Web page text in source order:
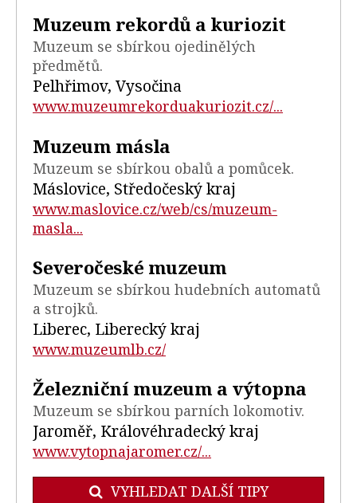
Muzeum rekordů a kuriozit
Muzeum se sbírkou ojedinělých
předmětů.
Pelhřimov, Vysočina
www.muzeumrekorduakuriozit.cz/...
Muzeum másla
Muzeum se sbírkou obalů a pomůcek.
Máslovice, Středočeský kraj
www.maslovice.cz/web/cs/muzeum-
masla...
Severočeské muzeum
Muzeum se sbírkou hudebních automatů
a strojků.
Liberec, Liberecký kraj
www.muzeumlb.cz/
Železniční muzeum a výtopna
Muzeum se sbírkou parních lokomotiv.
Jaroměř, Královéhradecký kraj
www.vytopnajaromer.cz/...
VYHLEDAT DALŠÍ TIPY